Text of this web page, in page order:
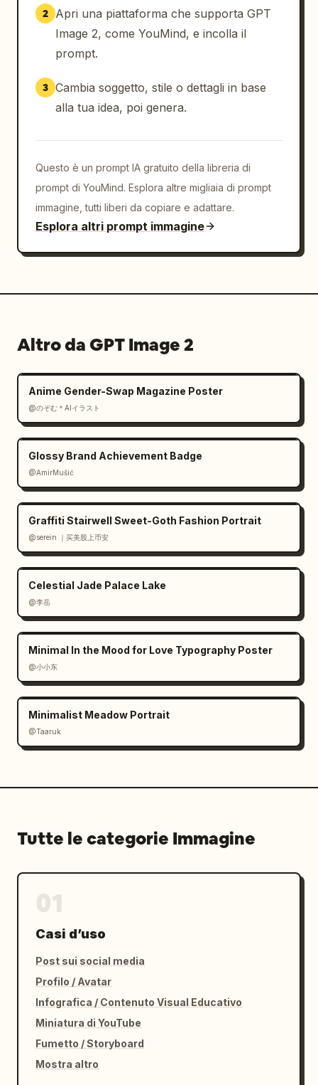
2
Apri una piattaforma che supporta GPT
Image 2, come YouMind, e incolla il
prompt.
3 Cambia soggetto, stile o dettagli in base
alla tua idea, poi genera.
Questo è un prompt IA gratuito della libreria di
prompt di YouMind. Esplora altre migliaia di prompt
immagine, tutti liberi da copiare e adattare.
Esplora altri prompt immagine
Altro da GPT Image 2
Anime Gender-Swap Magazine Poster
@のぞむ＊AIイラスト
Glossy Brand Achievement Badge
@AmirMušić
Graffiti Stairwell Sweet-Goth Fashion Portrait
@serein ｜买美股上币安
Celestial Jade Palace Lake
@李岳
Minimal In the Mood for Love Typography Poster
@小小东
Minimalist Meadow Portrait
@Taaruk
Tutte le categorie Immagine
Casi d’uso
Post sui social media
Profilo / Avatar
Infografica / Contenuto Visual Educativo
Miniatura di YouTube
Fumetto / Storyboard
Mostra altro